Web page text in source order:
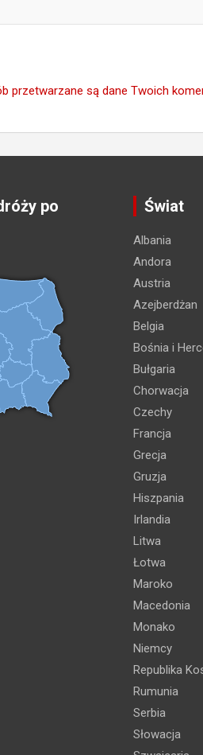
przetwarzane są dane Twoich
po
Świat
Albania
Andora
Austria
Azejberdżan
Belgia
Bośnia i
Bułgaria
Chorwacja
Czechy
Francja
Grecja
Gruzja
Hiszpania
Irlandia
Litwa
Łotwa
Maroko
Macedonia
Monako
Niemcy
Republika
Rumunia
Serbia
Słowacja